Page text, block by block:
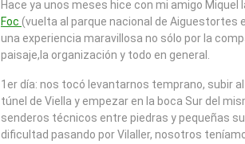
Hace ya unos meses hice con mi amigo
Foc (vuelta al parque nacional de Aiguestortes
una experiencia maravillosa no sólo por la
paisaje,la organización y todo en general.
1er día: nos tocó levantarnos temprano, subir
túnel de Viella y empezar en la boca Sur del
senderos técnicos entre piedras y pequeñas
dificultad pasando por Vilaller, nosotros